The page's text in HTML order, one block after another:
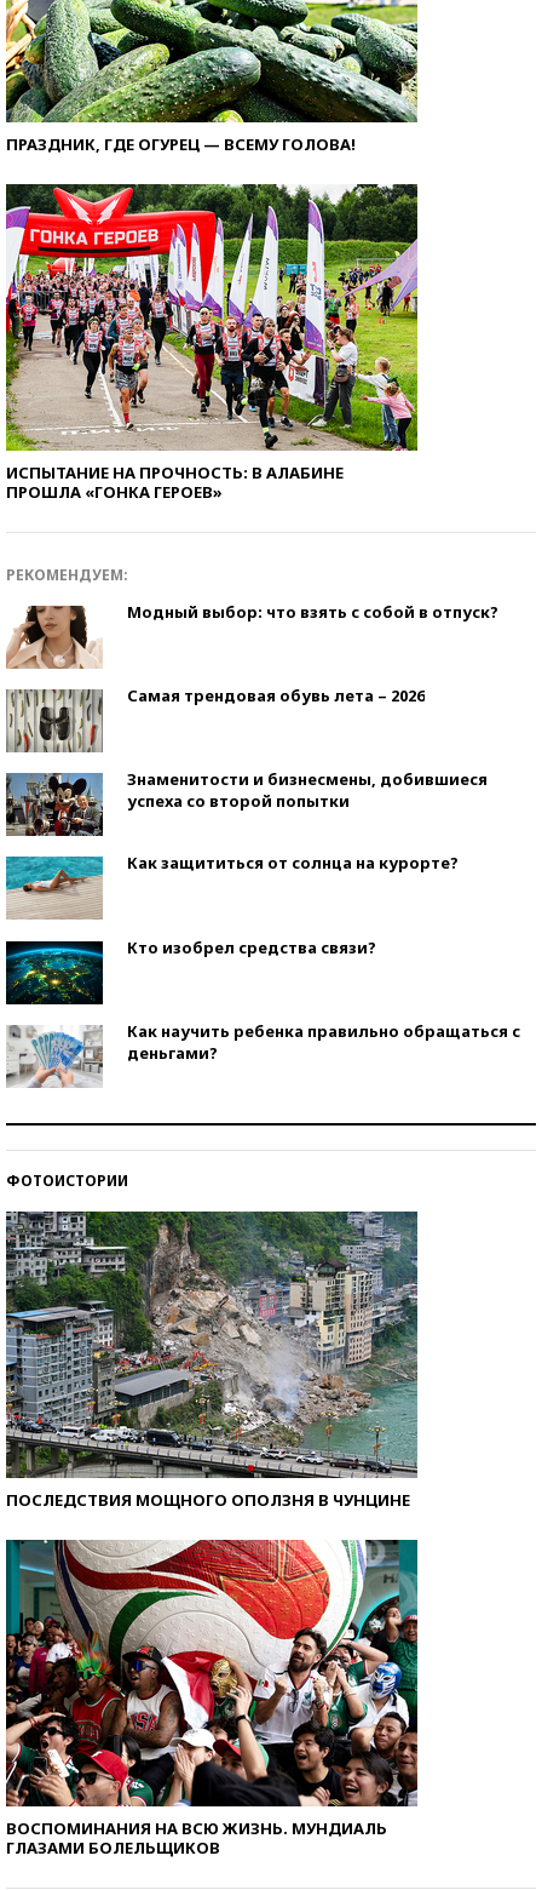
ПРАЗДНИК, ГДЕ ОГУРЕЦ — ВСЕМУ ГОЛОВА!
ИСПЫТАНИЕ НА ПРОЧНОСТЬ: В АЛАБИНЕ
ПРОШЛА «ГОНКА ГЕРОЕВ»
РЕКОМЕНДУЕМ:
Модный выбор: что взять с собой в отпуск?
Самая трендовая обувь лета – 2026
Знаменитости и бизнесмены, добившиеся
успеха со второй попытки
Как защититься от солнца на курорте?
Кто изобрел средства связи?
Как научить ребенка правильно обращаться с
деньгами?
ФОТОИСТОРИИ
ПОСЛЕДСТВИЯ МОЩНОГО ОПОЛЗНЯ В ЧУНЦИНЕ
ВОСПОМИНАНИЯ НА ВСЮ ЖИЗНЬ. МУНДИАЛЬ
ГЛАЗАМИ БОЛЕЛЬЩИКОВ